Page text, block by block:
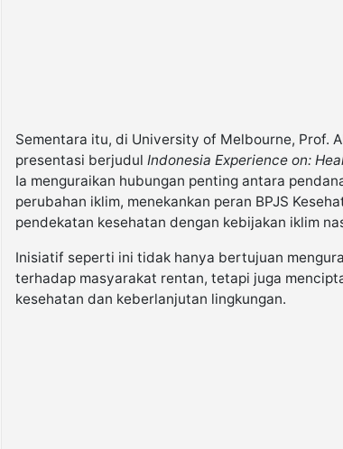
Sementara itu, di University of Melbourne, Prof.
presentasi berjudul Indonesia Experience on:
Ia menguraikan hubungan penting antara
perubahan iklim, menekankan peran BPJS
pendekatan kesehatan dengan kebijakan iklim
Inisiatif seperti ini tidak hanya bertujuan
terhadap masyarakat rentan, tetapi juga
kesehatan dan keberlanjutan lingkungan.